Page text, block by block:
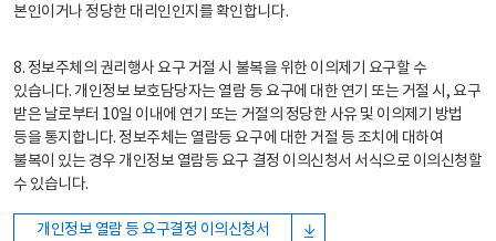
본인이거나 정당한 대리인인지를 확인합니다.
8. 정보주체의 권리행사 요구 거절 시 불복을 위한 이의제기 요구할 수
있습니다. 개인정보 보호담당자는 열람 등 요구에 대한 연기 또는 거절 시, 요구
받은 날로부터 10일 이내에 연기 또는 거절의 정당한 사유 및 이의제기 방법
등을 통지합니다. 정보주체는 열람등 요구에 대한 거절 등 조치에 대하여
불복이 있는 경우 개인정보 열람등 요구 결정 이의신청서 서식으로 이의신청할
수 있습니다.
개인정보 열람 등 요구결정 이의신청서